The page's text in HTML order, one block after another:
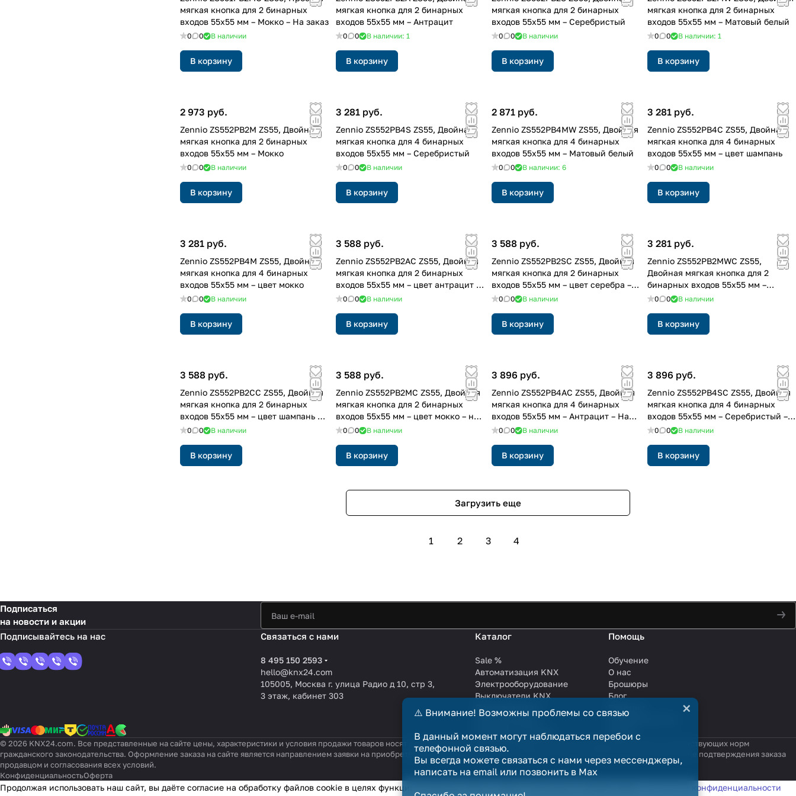
мягкая кнопка для 2 бинарных
входов 55x55 мм – Мокко – На заказ
0 0 В наличии
В корзину
мягкая кнопка для 2 бинарных
входов 55x55 мм – Антрацит
0 0 В наличии: 1
В корзину
мягкая кнопка для 2 бинарных
входов 55x55 мм – Серебристый
0 0 В наличии
В корзину
мягкая кнопка для 2 бинарных
входов 55x55 мм – Матовый белый
0 0 В наличии: 1
В корзину
2 973 руб.
Zennio ZS552PB2M ZS55, Двойная
мягкая кнопка для 2 бинарных
входов 55x55 мм – Мокко
0 0 В наличии
В корзину
3 281 руб.
Zennio ZS552PB4S ZS55, Двойная
мягкая кнопка для 4 бинарных
входов 55x55 мм – Серебристый
0 0 В наличии
В корзину
2 871 руб.
Zennio ZS552PB4MW ZS55, Двойная
мягкая кнопка для 4 бинарных
входов 55x55 мм – Матовый белый
0 0 В наличии: 6
В корзину
3 281 руб.
Zennio ZS552PB4C ZS55, Двойная
мягкая кнопка для 4 бинарных
входов 55x55 мм – цвет шампань
0 0 В наличии
В корзину
3 281 руб.
Zennio ZS552PB4M ZS55, Двойная
мягкая кнопка для 4 бинарных
входов 55x55 мм – цвет мокко
0 0 В наличии
В корзину
3 588 руб.
Zennio ZS552PB2AC ZS55, Двойная
мягкая кнопка для 2 бинарных
входов 55x55 мм – цвет антрацит –
на заказ
0 0 В наличии
В корзину
3 588 руб.
Zennio ZS552PB2SC ZS55, Двойная
мягкая кнопка для 2 бинарных
входов 55x55 мм – цвет серебра –
на заказ
0 0 В наличии
В корзину
3 281 руб.
Zennio ZS552PB2MWC ZS55,
Двойная мягкая кнопка для 2
бинарных входов 55x55 мм –
матовый белый – на заказ
0 0 В наличии
В корзину
3 588 руб.
Zennio ZS552PB2CC ZS55, Двойная
мягкая кнопка для 2 бинарных
входов 55x55 мм – цвет шампань –
на заказ
0 0 В наличии
В корзину
3 588 руб.
Zennio ZS552PB2MC ZS55, Двойная
мягкая кнопка для 2 бинарных
входов 55x55 мм – цвет мокко – на
заказ
0 0 В наличии
В корзину
3 896 руб.
Zennio ZS552PB4AC ZS55, Двойная
мягкая кнопка для 4 бинарных
входов 55x55 мм – Антрацит – На
заказ
0 0 В наличии
В корзину
3 896 руб.
Zennio ZS552PB4SC ZS55, Двойная
мягкая кнопка для 4 бинарных
входов 55x55 мм – Серебристый –
На заказ
0 0 В наличии
В корзину
Загрузить еще
1 2 3 4
Подписаться
на новости и акции
Связаться с нами
8 495 150 2593
hello@knx24.com
105005, Москва г. улица Радио д 10, стр 3,
3 этаж, кабинет 303
Каталог
Sale %
Автоматизация KNX
Электрооборудование
Выключатели KNX
Производители
KNX EIB кабели
Зарядные станции
Помощь
Обучение
О нас
Брошюры
Блог
Сотрудничество
Услуги
© 2026 KNX24.com. Все представленные на сайте цены, характеристики и условия продажи товаров носят справочный характер и не являются публичной офертой в смысле соответствующих норм
гражданского законодательства. Оформление заказа на сайте является направлением заявки на приобретение товара. Договор купли-продажи считается заключённым только после подтверждения заказа
продавцом и согласования всех условий.
КонфиденциальностьОферта
⚠️ Внимание! Возможны проблемы со связью
В данный момент могут наблюдаться перебои с
телефонной связью.
Вы всегда можете связаться с нами через мессенджеры,
написать на email или позвонить в Max
×
Продолжая использовать наш сайт, вы даёте согласие на обработку файлов cookie в целях функционирования сайта и сбора статистики в соответствии с политикой конфиденциальности